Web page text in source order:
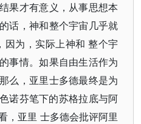
果才有意义，从事思想本
话，神和整个宇宙几乎就
为，实际上神和 整个宇
事情。如果自由生活作为
么，亚里士多德最终是为
芬笔下的苏格拉底与阿
，亚里 士多德会批评阿里